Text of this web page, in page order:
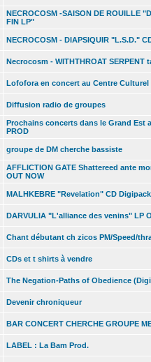
NECROCOSM -SAISON DE ROUILLE
FIN LP"
NECROCOSM - DIAPSIQUIR "L.S.D."
Necrocosm - WITHTHROAT
Lofofora en concert au Centre
Diffusion radio de groupes
Prochains concerts dans le Grand Est
PROD
groupe de DM cherche bassiste
AFFLICTION GATE Shattereed ante
OUT NOW
MALHKEBRE "Revelation" CD
DARVULIA "L'alliance des venins" LP
Chant débutant ch zicos PM/Speed/
CDs et t shirts à vendre
The Negation-Paths of Obedience
Devenir chroniqueur
BAR CONCERT CHERCHE GROUPE
LABEL : La Bam Prod.